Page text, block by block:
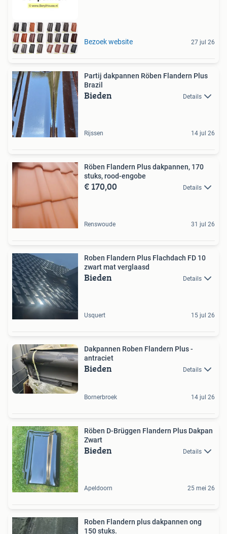
Bezoek website 27 jul 26
Partij dakpannen Röben Flandern Plus
Brazil
Bieden Details
Rijssen 14 jul 26
Röben Flandern Plus dakpannen, 170
stuks, rood-engobe
€ 170,00 Details
Renswoude 31 jul 26
Roben Flandern Plus Flachdach FD 10
zwart mat verglaasd
Bieden Details
Usquert 15 jul 26
Dakpannen Roben Flandern Plus -
antraciet
Bieden Details
Bornerbroek 14 jul 26
Röben D-Brüggen Flandern Plus Dakpan
Zwart
Bieden Details
Apeldoorn 25 mei 26
Roben Flandern plus dakpannen ong
150 stuks.